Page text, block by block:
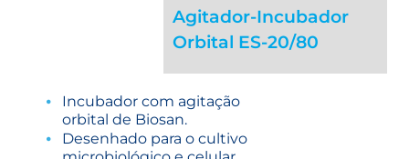
Agitador-Incubador
Orbital ES-20/80
Incubador com agitação
orbital de Biosan.
Desenhado para o cultivo